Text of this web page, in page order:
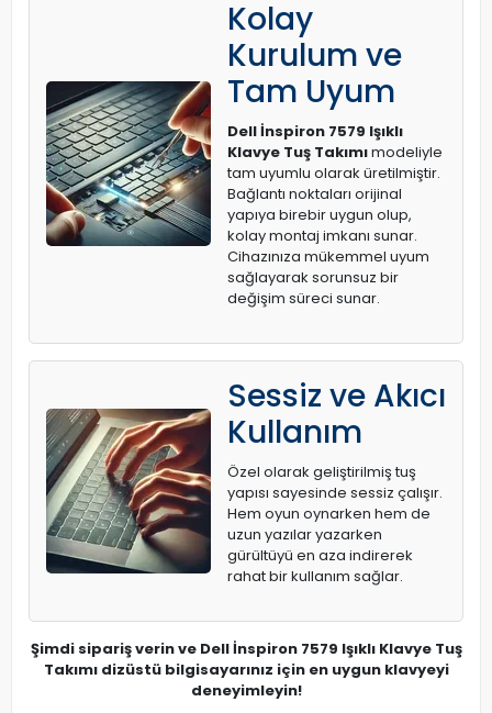
Kolay
Kurulum ve
Tam Uyum
Dell İnspiron 7579 Işıklı
Klavye Tuş Takımımodeliyle
tam uyumlu olarak üretilmiştir.
Bağlantı noktaları orijinal
yapıya birebir uygun olup,
kolay montaj imkanı sunar.
Cihazınıza mükemmel uyum
sağlayarak sorunsuz bir
değişim süreci sunar.
Sessiz ve Akıcı
Kullanım
Özel olarak geliştirilmiş tuş
yapısı sayesinde sessiz çalışır.
Hem oyun oynarken hem de
uzun yazılar yazarken
gürültüyü en aza indirerek
rahat bir kullanım sağlar.
Şimdi sipariş verin ve Dell İnspiron 7579 Işıklı Klavye Tuş
Takımı dizüstü bilgisayarınız için en uygun klavyeyi
deneyimleyin!